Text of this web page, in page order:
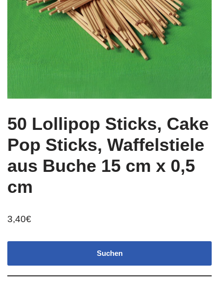
50 Lollipop Sticks, Cake
Pop Sticks, Waffelstiele
aus Buche 15 cm x 0,5
cm
3,40€
Suchen